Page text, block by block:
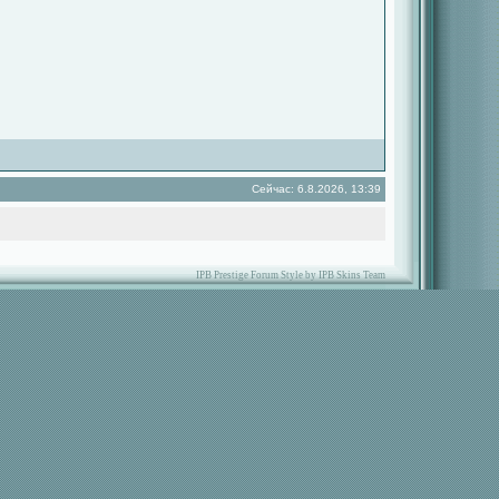
Сейчас: 6.8.2026, 13:39
IPB Prestige Forum Style by IPB Skins Team